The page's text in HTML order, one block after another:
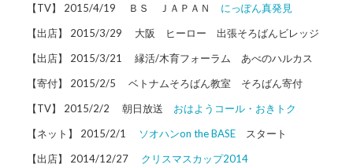
【TV】 2015/4/19 ＢＳ ＪＡＰＡＮ にっぽん真発見
【出店】 2015/3/29 大阪 ヒーロー 出張そろばんビレッジ
【出店】 2015/3/21 縁活/木育フォーラム あべのハルカス
【寄付】 2015/2/5 ベトナムそろばん教室 そろばん寄付
【TV】 2015/2/2 朝日放送 おはようコール・おきトク
【ネット】 2015/2/1
ソオハンon the BASEスタート
【出店】 2014/12/27 クリスマスカップ2014